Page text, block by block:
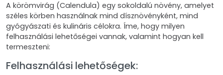
A körömvirág (Calendula) egy sokoldalú növény, amelyet
széles körben használnak mind dísznövényként, mind
gyógyászati és kulináris célokra. Íme, hogy milyen
felhasználási lehetőségei vannak, valamint hogyan kell
termeszteni:
Felhasználási lehetőségek: